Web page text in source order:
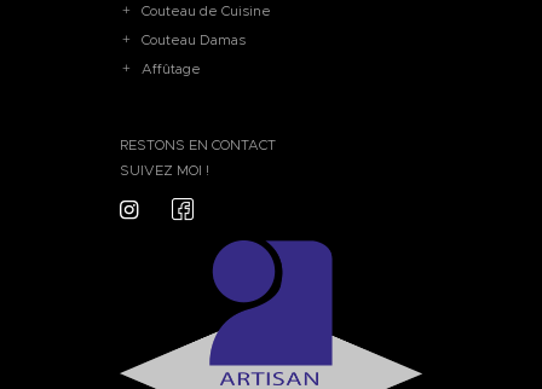
Couteau de Cuisine
Couteau Damas
Affûtage
RESTONS EN CONTACT
SUIVEZ MOI !